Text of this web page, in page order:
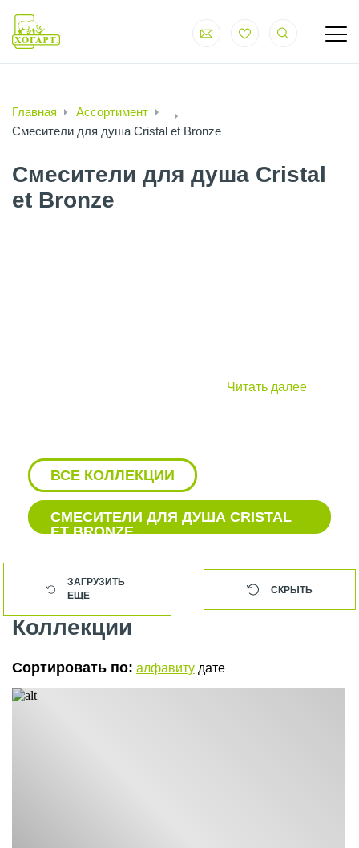
Главная
Ассортимент
Смесители для душа Cristal et Bronze
Смесители для душа Cristal
et Bronze
Читать далее
ВСЕ КОЛЛЕКЦИИ
СМЕСИТЕЛИ ДЛЯ ДУША CRISTAL
ET BRONZE
АКСЕССУАРЫ CRISTAL ET BRONZE
СМЕСИТЕЛИ CRISTAL ET BRONZE
СМЕСИТЕЛИ ДЛЯ БИДЕ CRISTAL
ЗАГРУЗИТЬ
ЕЩЕ
СКРЫТЬ
Коллекции
Сортировать по: алфавиту дате